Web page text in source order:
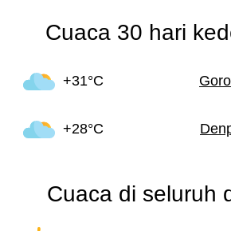
Cuaca 30 hari
+31°C
+28°C
Cuaca di seluruh